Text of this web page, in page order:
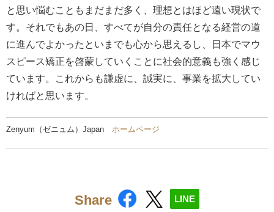
と思い悩むこともまだまだ多く、理想とはほど遠い現状で
す。それでもあの日、すべてが自分の責任となる経営の道
に進んでよかったといまでも心から思えるし、日本でマウ
スピース矯正を啓蒙していくことに社会的意義も強く感じ
ています。これからも謙虚に、誠実に、事業を拡大してい
ければと思います。
Zenyum（ゼニュム）Japan ホームページ
Share LINE